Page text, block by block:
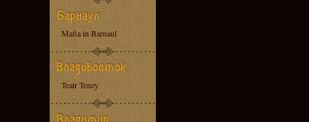
Mafia in Barnaul
Teatr Teney